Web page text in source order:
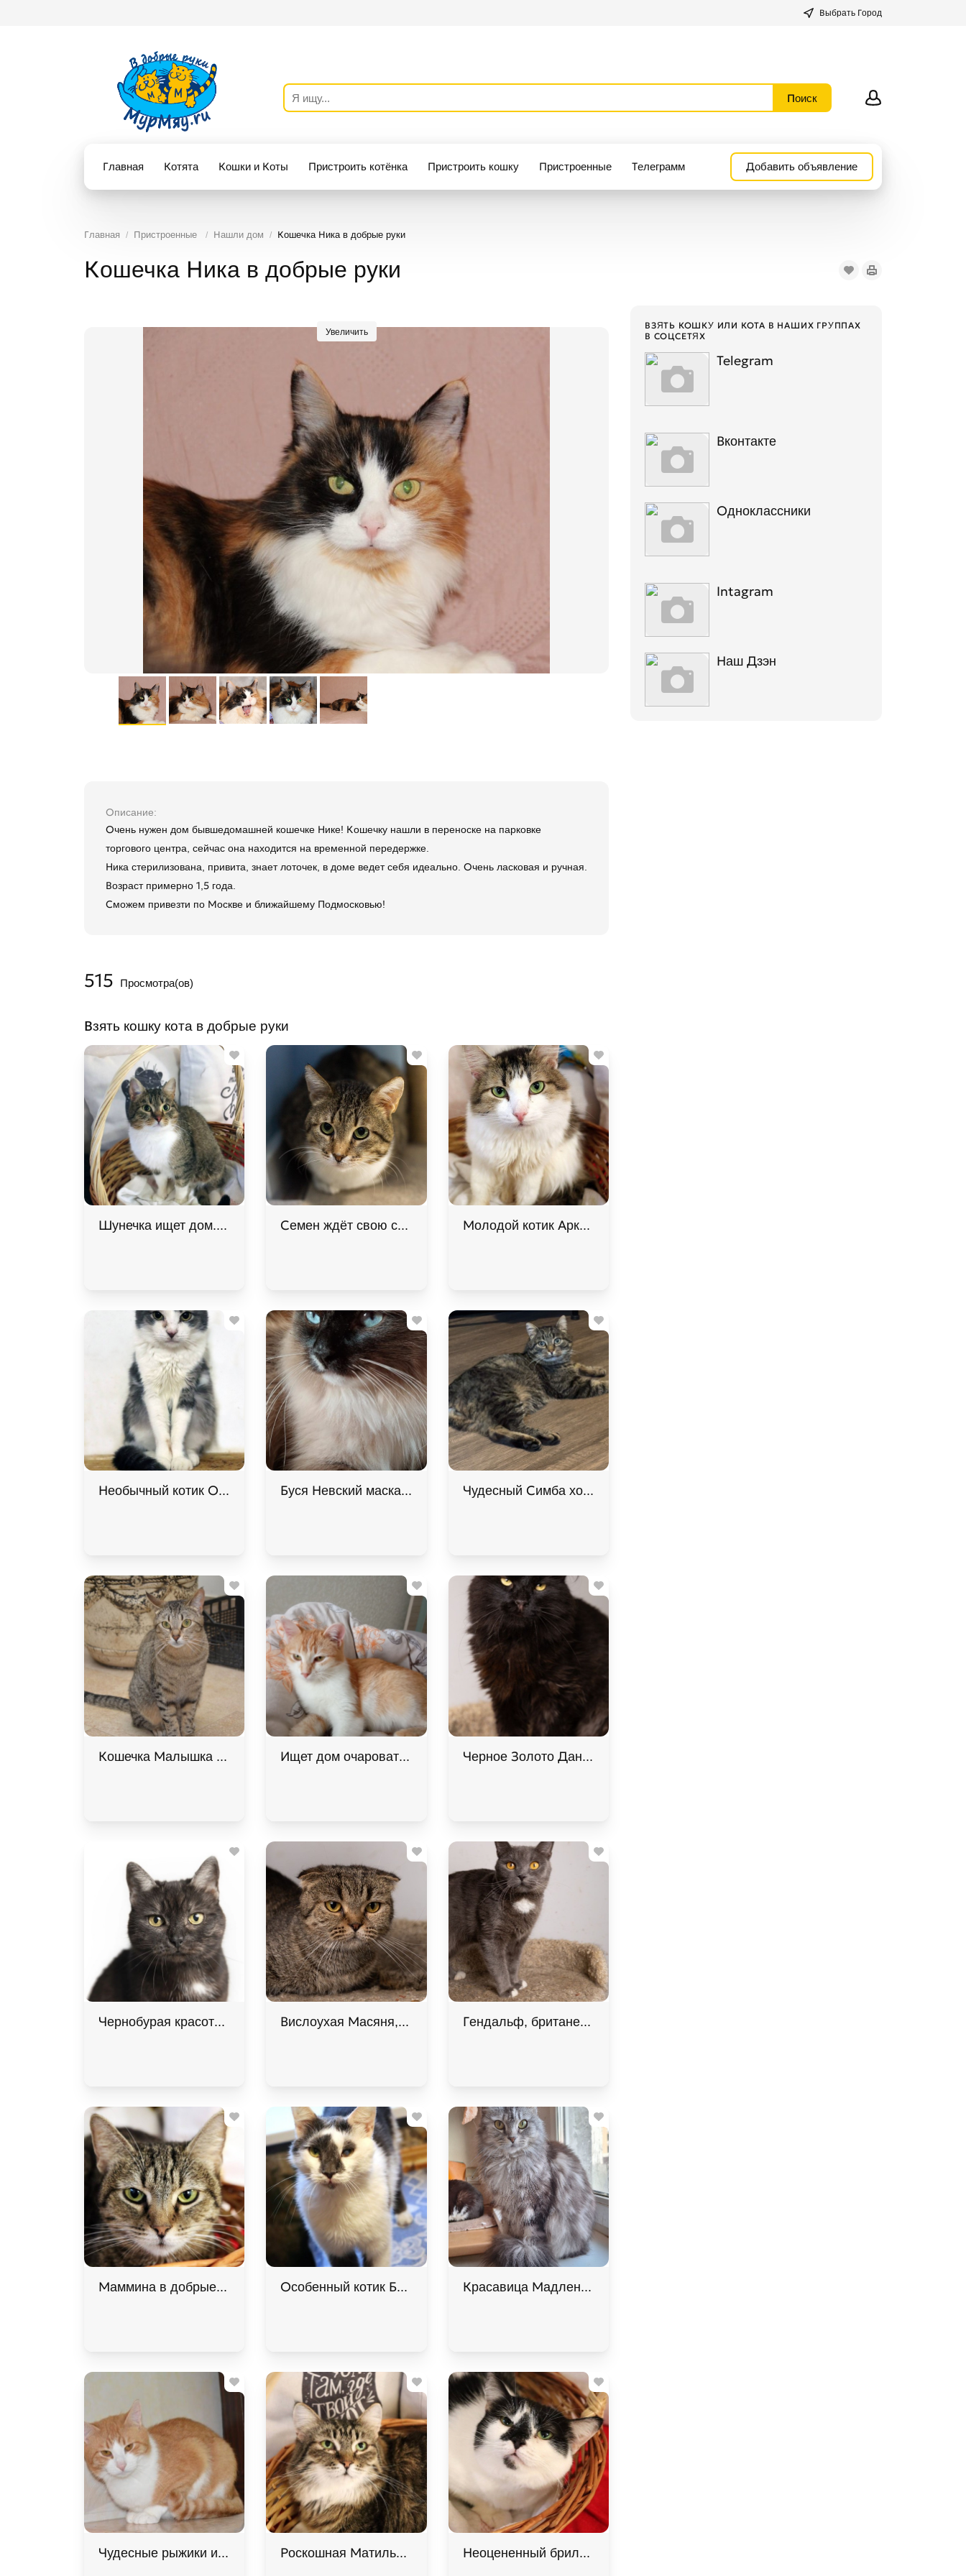
Выбрать Город
Главная Котята Кошки и Коты Пристроить котёнка Пристроить кошку Пристроенные Телеграмм Добавить объявление
Главная Пристроенные Нашли дом Кошечка Ника в добрые руки
Кошечка Ника в добрые руки
ВЗЯТЬ КОШКУ ИЛИ КОТА В НАШИХ ГРУППАХ
В СОЦСЕТЯХ
Telegram
Вконтакте
Одноклассники
Intagram
Наш Дзэн
Увеличить
Описание
Очень нужен дом бывшедомашней кошечке Нике! Кошечку нашли в переноске на парковке
торгового центра, сейчас она находится на временной передержке.
Ника стерилизована, привита, знает лоточек, в доме ведет себя идеально. Очень ласковая и ручная.
Возраст примерно 1,5 года.
Сможем привезти по Москве и ближайшему Подмосковью!
515 Просмотра(ов)
Взять кошку кота в добрые руки
Шунечка ищет дом. В хорошие рукиСемен ждёт свою семью Молодой котик Аркадий в добрые руки
Необычный котик Омлет ищет дом. В дар!Буся Невский маскарадный котик-сирота в дар!Чудесный Симба хочет подарить любовь. В дар!
Кошечка Малышка ищет дом В хорошие рукиИщет дом очаровательная девочка котенок Мартина. В дар!, котенок 9 месяцев
Черное Золото Данила ищет дом. В дар!
Чернобурая красотка Шанель Вислоухая Масяня, Табби, Котельники, Кошка в хорошие руки
Гендальф, британец, особенный котик. В дар!, Голубой, Котельники, Кот в добрые
Маммина в добрые руки, Полосатый, Котельники, Кошка в хорошие руки
Особенный котик Барсик ищет дом. В дар! , Серый с белым, Котельники, Кот в добрые руки
Красавица Мадлен из МурМяу ищет дом. В дар!, Голубо-кремовый, Котельники,
Чудесные рыжики ищут дом. В дар! , Рыжий с белым, Одинцово, Кот в добрые руки
Роскошная Матильда в хорошие руки! , Двухцветный, Котельники, Кошка в хорошие руки
Неоцененный бриллиант Брю ищет дом. В дар! , Черный с белым, Котельники,